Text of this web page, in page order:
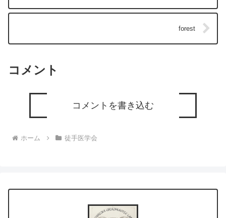
forest
コメント
コメントを書き込む
ホーム 徒手医学会